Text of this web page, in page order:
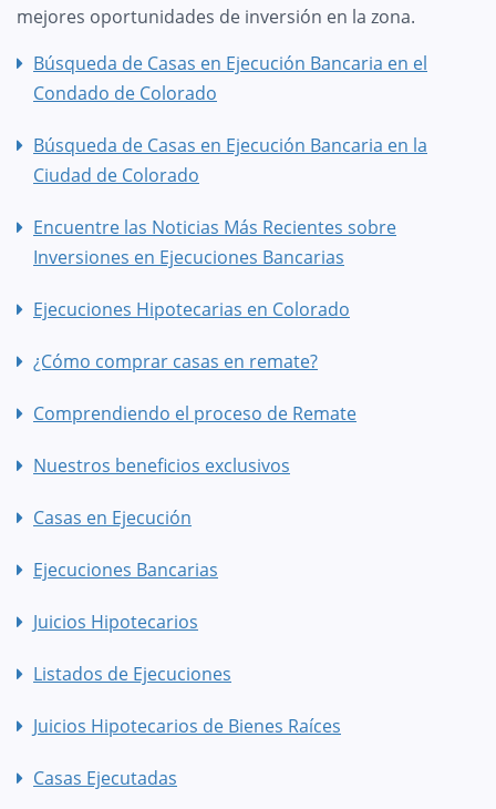
mejores oportunidades de inversión en la zona.
Búsqueda de Casas en Ejecución Bancaria en el
Condado de Colorado
Búsqueda de Casas en Ejecución Bancaria en la
Ciudad de Colorado
Encuentre las Noticias Más Recientes sobre
Inversiones en Ejecuciones Bancarias
Ejecuciones Hipotecarias en Colorado
¿Cómo comprar casas en remate?
Comprendiendo el proceso de Remate
Nuestros beneficios exclusivos
Casas en Ejecución
Ejecuciones Bancarias
Juicios Hipotecarios
Listados de Ejecuciones
Juicios Hipotecarios de Bienes Raíces
Casas Ejecutadas